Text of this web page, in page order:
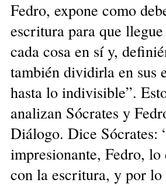
Fedro, expone como
escritura para que
cada cosa en sí y,
también dividirla en sus
hasta lo indivisible”.
analizan Sócrates y
Diálogo. Dice Sócrates:
impresionante, Fedro, lo
con la escritura, y por lo